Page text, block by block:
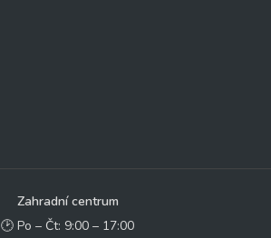
Zahradní centrum
🕑 Po – Čt: 9:00 – 17:00